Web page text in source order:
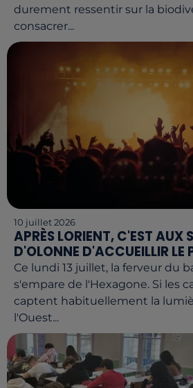
durement ressentir sur la
consacrer...
10 juillet 2026
APRÈS LORIENT, C'EST AUX
D'OLONNE D'ACCUEILLIR LE
Ce lundi 13 juillet, la ferveur du
s'empare de l'Hexagone. Si les
captent habituellement la
l'Ouest...